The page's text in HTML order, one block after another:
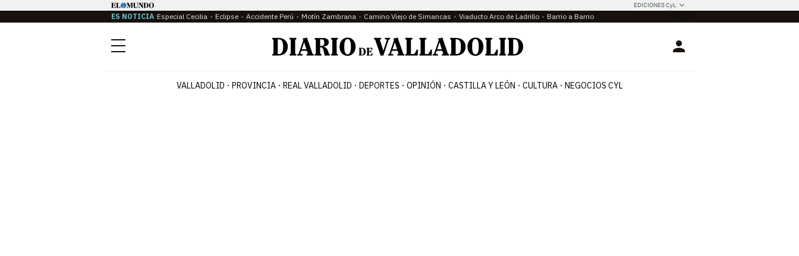
EDICIONES CyL
ES NOTICIA Especial Cecilia Eclipse Accidente Perú Motín Zambrana Camino Viejo de Simancas Viaducto Arco de Ladrillo Barrio a Barrio
Menú Login
VALLADOLID PROVINCIA REAL VALLADOLID DEPORTES OPINIÓN CASTILLA Y LEÓN CULTURA NEGOCIOS CYL